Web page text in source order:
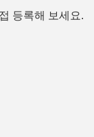
등록해 보세요.